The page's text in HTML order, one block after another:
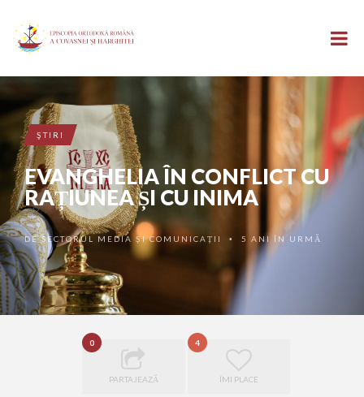
ŞTIRI
EVANGHELIA ÎN CONFLICT CU
RAȚIUNEA ȘI CU INIMA
DESECTORUL MEDIA ȘI COMUNICAȚII • 5 ANI ÎN URMĂ
0
PARTAJEAZĂ
4
ÎMI PLACE